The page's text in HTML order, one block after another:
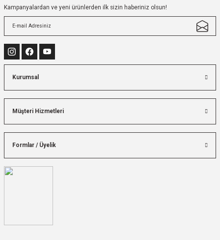
Kampanyalardan ve yeni ürünlerden ilk sizin haberiniz olsun!
Kurumsal
Müşteri Hizmetleri
Formlar / Üyelik